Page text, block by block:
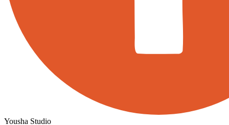
Yousha Studio